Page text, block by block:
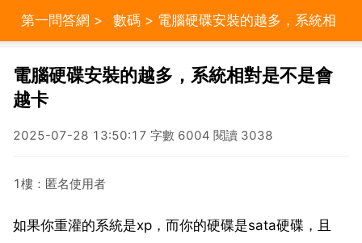
第一問答網 > 數碼 > 電腦硬碟安裝的越多，系統相
對是不是會越卡
電腦硬碟安裝的越多，系統相對是不是會
越卡
2025-07-28 13:50:17 字數 6004 閱讀 3038
1樓：匿名使用者
如果你重灌的系統是xp，而你的硬碟是sata硬碟，且